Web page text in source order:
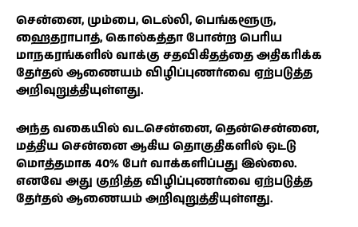
சென்னை, மும்பை, டெல்லி, பெங்களூரு,
ஹைதராபாத், கொல்கத்தா போன்ற பெரிய
மாநகரங்களில் வாக்கு சதவிகிதத்தை அதிகரிக்க
தேர்தல் ஆணையம் விழிப்புணர்வை ஏற்படுத்த
அறிவுறுத்தியுள்ளது.
அந்த வகையில் வடசென்னை, தென்சென்னை,
மத்திய சென்னை ஆகிய தொகுதிகளில் ஒட்டு
மொத்தமாக 40% பேர் வாக்களிப்பது இல்லை.
எனவே அது குறித்த விழிப்புணர்வை ஏற்படுத்த
தேர்தல் ஆணையம் அறிவுறுத்தியுள்ளது.